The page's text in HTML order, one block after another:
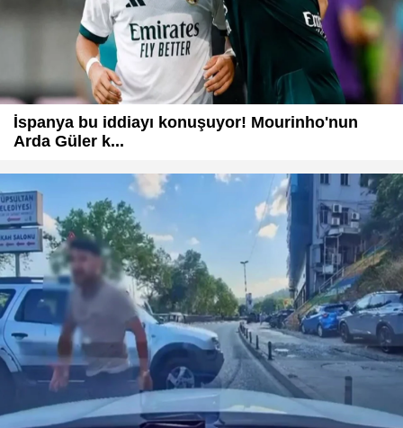
İspanya bu iddiayı konuşuyor! Mourinho'nun
Arda Güler k...